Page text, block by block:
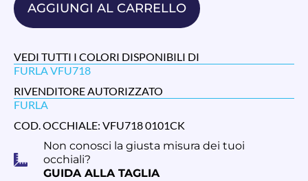
AGGIUNGI AL CARRELLO
VEDI TUTTI I COLORI DISPONIBILI DI
FURLA VFU718
RIVENDITORE AUTORIZZATO
FURLA
COD. OCCHIALE: VFU718 0101CK
Non conosci la giusta misura dei tuoi
occhiali?
GUIDA ALLA TAGLIA